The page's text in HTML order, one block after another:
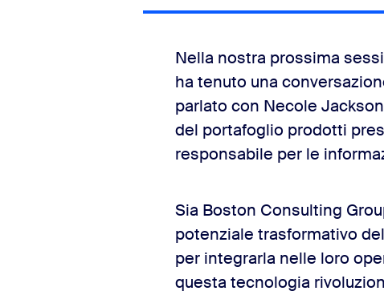
Nella nostra prossima
ha tenuto una
parlato con Necole
del portafoglio prodotti
responsabile per le
Sia Boston Consulting
potenziale trasformativo
per integrarla nelle loro
questa tecnologia